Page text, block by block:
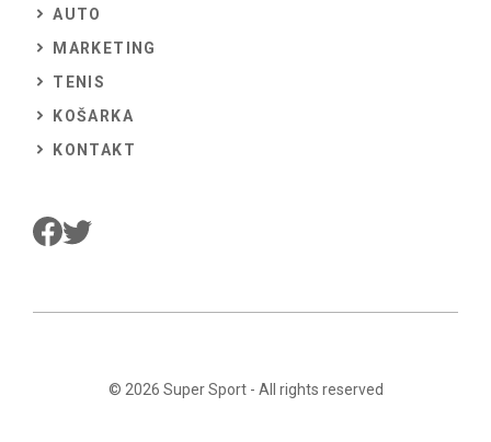
AUTO
MARKETING
TENIS
KOŠARKA
KONTAKT
© 2026 Super Sport- All rights reserved